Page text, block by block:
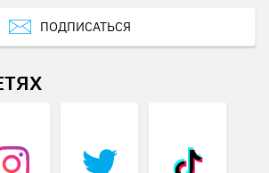
ПОДПИСАТЬСЯ